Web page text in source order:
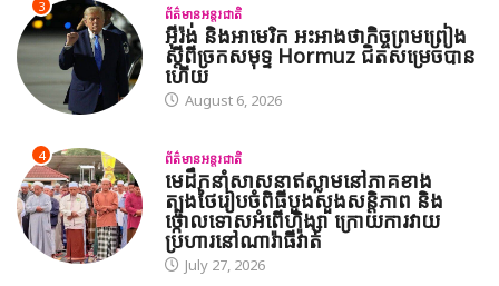
3 ព័ត៌មានអន្តរជាតិ
អ៊ីរ៉ង់ និងអាមេរិក អះអាងថាកិច្ចព្រមព្រៀង
ស្តីពីច្រកសមុទ្ទ Hormuz ជិតសម្រេចបាន
ហើយ
August 6, 2026
4 ព័ត៌មានអន្តរជាតិ
មេដឹកនាំសាសនាឥស្លាមនៅភាគខាង
ត្បូងថៃរៀបចំពិធីបួងសួងសន្តិភាព និង
ថ្កោលទោសអំពើហិង្សា ក្រោយការវាយ
ប្រហារនៅណារ៉ាធីវ៉ាត់
July 27, 2026